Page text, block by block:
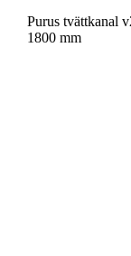
Purus tvättkanal
1800 mm